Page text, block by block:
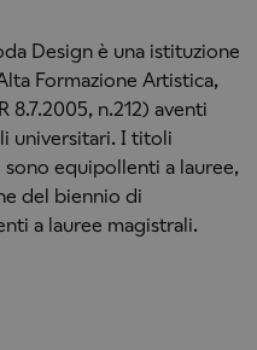
Design è una istituzione
Formazione Artistica,
8.7.2005, n.212) aventi
universitari. I titoli
equipollenti a lauree,
del biennio di
a lauree magistrali.